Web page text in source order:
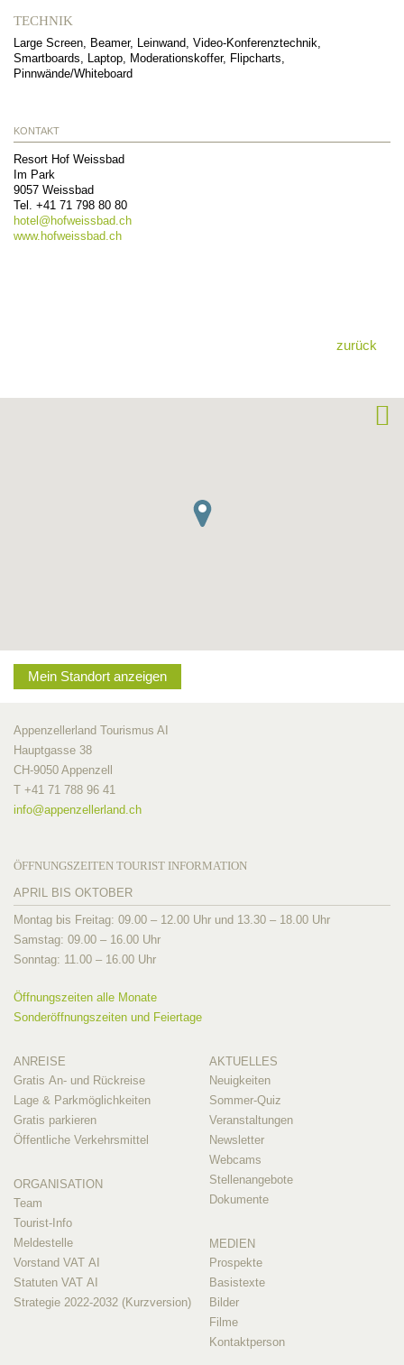
TECHNIK
Large Screen, Beamer, Leinwand, Video-Konferenztechnik,
Smartboards, Laptop, Moderationskoffer, Flipcharts,
Pinnwände/Whiteboard
KONTAKT
Resort Hof Weissbad
Im Park
9057 Weissbad
Tel. +41 71 798 80 80
hotel@ hofweissbad.ch
www.hofweissbad.ch
zurück
Mein Standort anzeigen
Appenzellerland Tourismus AI
Hauptgasse 38
CH-9050 Appenzell
T +41 71 788 96 41
info@appenzellerland.ch
ÖFFNUNGSZEITEN TOURIST INFORMATION
APRIL BIS OKTOBER
Montag bis Freitag: 09.00 – 12.00 Uhr und 13.30 – 18.00 Uhr
Samstag: 09.00 – 16.00 Uhr
Sonntag: 11.00 – 16.00 Uhr
Öffnungszeiten alle Monate
Sonderöffnungszeiten und Feiertage
ANREISE
Gratis An- und Rückreise
Lage & Parkmöglichkeiten
Gratis parkieren
Öffentliche Verkehrsmittel
ORGANISATION
Team
Tourist-Info
Meldestelle
Vorstand VAT AI
Statuten VAT AI
Strategie 2022-2032 (Kurzversion)
AKTUELLES
Neuigkeiten
Sommer-Quiz
Veranstaltungen
Newsletter
Webcams
Stellenangebote
Dokumente
MEDIEN
Prospekte
Basistexte
Bilder
Filme
Kontaktperson